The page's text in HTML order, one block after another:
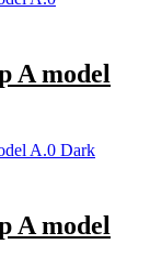
A model
A model